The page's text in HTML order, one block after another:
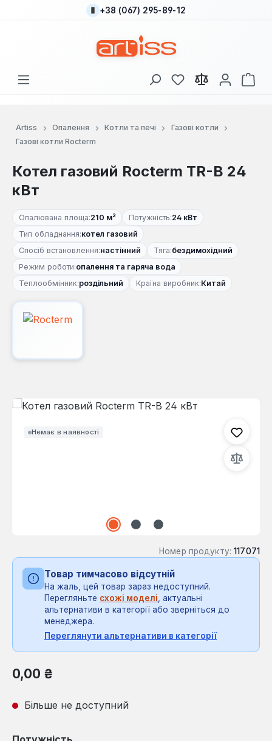
Перейти до основного вмісту
+38 (067) 295-89-12
У вас є 0 у списку
Artiss Опалення Котли та печі
Газові котли
Газові котли Rocterm
Котел газовий Rocterm TR-B 24
кВт
Опалювана площа:210 м² Потужність:24 кВт
Тип обладнання:котел газовий
Спосіб встановлення:настінний Тяга:бездимохідний
Режим роботи:опалення та гаряча вода
Теплообмінник:роздільний Країна виробник:Китай
Немає в наявності
Пропустити галерею зображень
Номер продукту: 117071
Товар тимчасово відсутній
На жаль, цей товар зараз недоступний.
Перегляньте схожі моделі, актуальні
альтернативи в категорії або зверніться до
менеджера.
Переглянути альтернативи в категорії
Звичайна ціна:
0,00 ₴
Більше не доступний